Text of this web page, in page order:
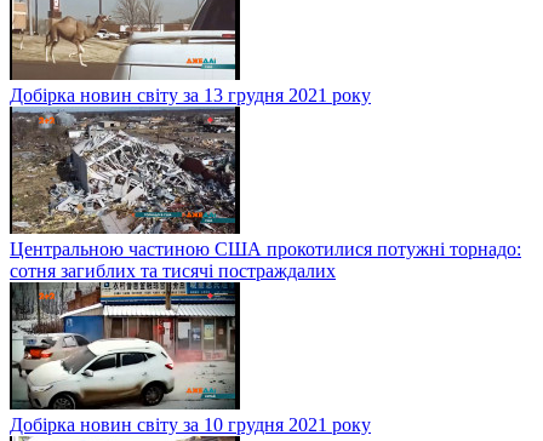
Добірка новин світу за 13 грудня 2021 року
Центральною частиною США прокотилися потужні торнадо:
сотня загиблих та тисячі постраждалих
Добірка новин світу за 10 грудня 2021 року